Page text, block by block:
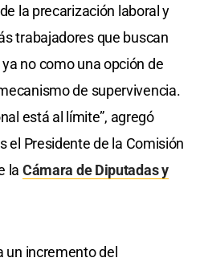
la precarización laboral y
trabajadores que buscan
no como una opción de
de supervivencia.
está al límite”, agregó
el Presidente de la Comisión
la Cámara de Diputadas y
un incremento del